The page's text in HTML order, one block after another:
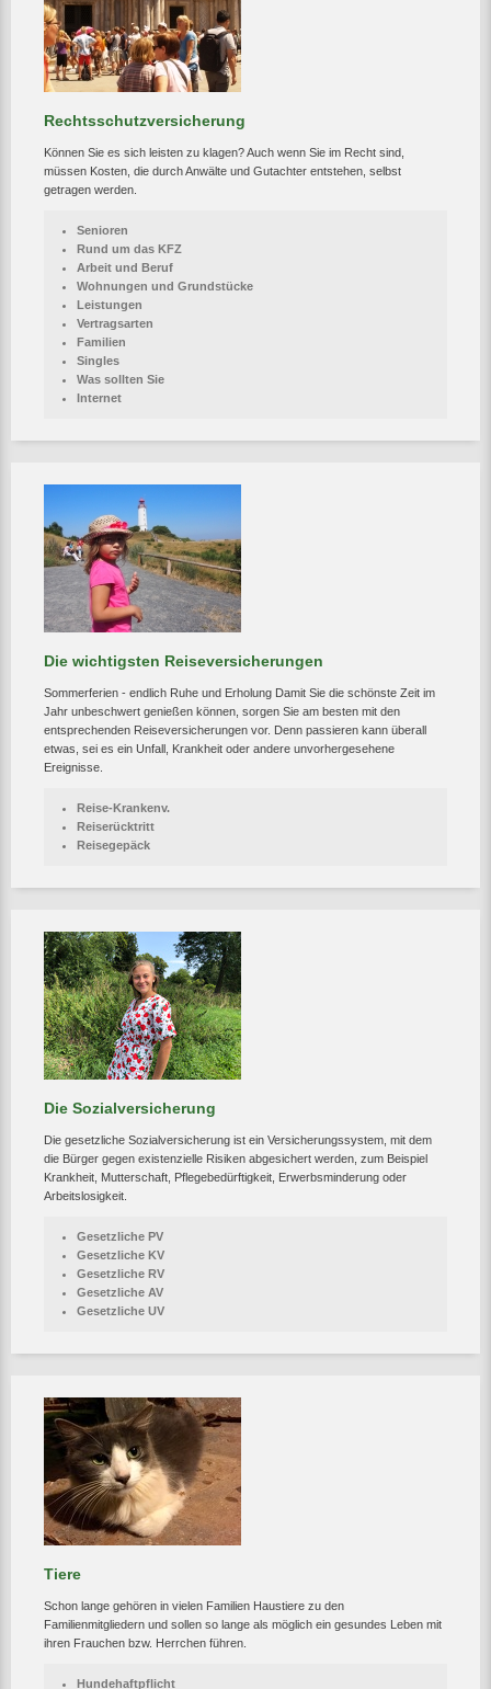
Rechtsschutzversicherung
Können Sie es sich leisten zu klagen? Auch wenn Sie im Recht sind,
müssen Kosten, die durch Anwälte und Gutachter entstehen, selbst
getragen werden.
Senioren
Rund um das KFZ
Arbeit und Beruf
Wohnungen und Grundstücke
Leistungen
Vertragsarten
Familien
Singles
Was sollten Sie
Internet
Die wichtigsten Reiseversicherungen
Sommerferien - endlich Ruhe und Erholung Damit Sie die schönste Zeit im
Jahr unbeschwert genießen können, sorgen Sie am besten mit den
entsprechenden Reiseversicherungen vor. Denn passieren kann überall
etwas, sei es ein Unfall, Krankheit oder andere unvorhergesehene
Ereignisse.
Reise-Krankenv.
Reiserücktritt
Reisegepäck
Die Sozialversicherung
Die gesetzliche Sozialversicherung ist ein Versicherungssystem, mit dem
die Bürger gegen existenzielle Risiken abgesichert werden, zum Beispiel
Krankheit, Mutterschaft, Pflegebedürftigkeit, Erwerbsminderung oder
Arbeitslosigkeit.
Gesetzliche PV
Gesetzliche KV
Gesetzliche RV
Gesetzliche AV
Gesetzliche UV
Tiere
Schon lange gehören in vielen Familien Haustiere zu den
Familienmitgliedern und sollen so lange als möglich ein gesundes Leben mit
ihren Frauchen bzw. Herrchen führen.
Hundehaftpflicht